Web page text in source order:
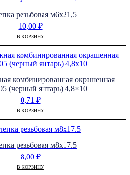
резьбовая м6х21,5
10,00 ₽
В КОРЗИНУ
комбинированная окрашенная
(черный янтарь) 4,8×10
0,71 ₽
В КОРЗИНУ
резьбовая м8х17.5
8,00 ₽
В КОРЗИНУ